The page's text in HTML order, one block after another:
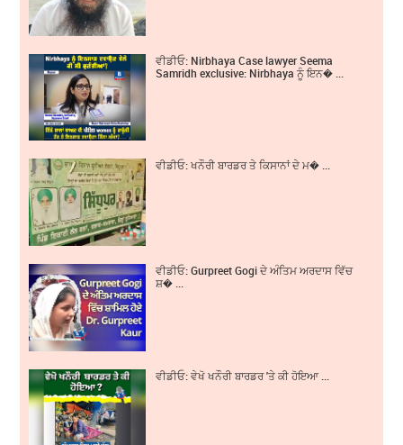
ਵੀਡੀਓ: Nirbhaya Case lawyer Seema
Samridh exclusive: Nirbhaya ਨੂੰ ਇਨ� ...
ਵੀਡੀਓ: ਖਨੌਰੀ ਬਾਰਡਰ ਤੇ ਕਿਸਾਨਾਂ ਦੇ ਮ� ...
ਵੀਡੀਓ: Gurpreet Gogi ਦੇ ਅੰਤਿਮ ਅਰਦਾਸ ਵਿੱਚ
ਸ਼� ...
ਵੀਡੀਓ: ਵੇਖੋ ਖਨੌਰੀ ਬਾਰਡਰ 'ਤੇ ਕੀ ਹੋਇਆ ...